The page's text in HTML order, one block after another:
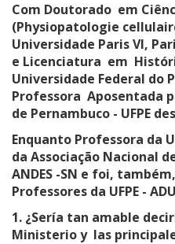
Com Doutorado em
(Physiopatologie
Universidade Paris VI,
e Licenciatura em
Universidade Federal do
Professora Aposentada
de Pernambuco - UFPE
Enquanto Professora da
da Associação Nacional
ANDES -SN e foi,
Professores da UFPE -
1. ¿Sería tan amable
Ministerio y las